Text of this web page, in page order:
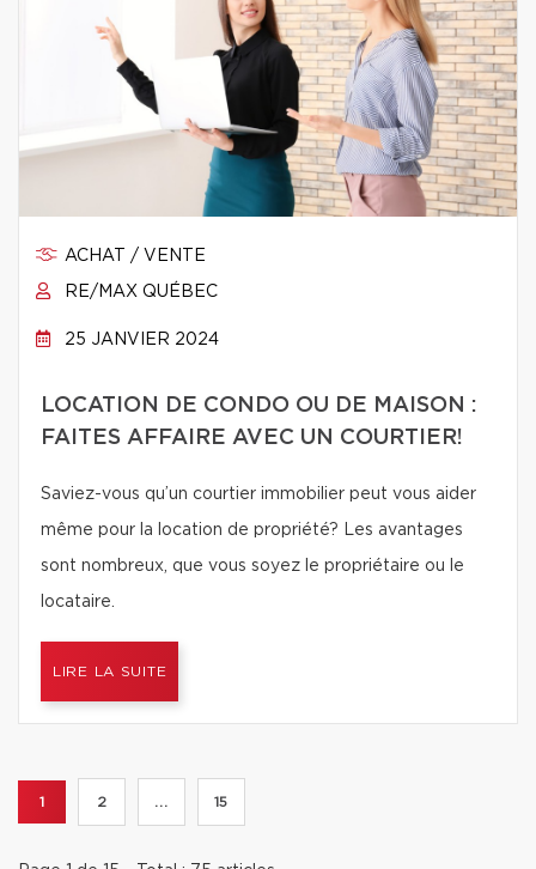
ACHAT / VENTE
RE/MAX QUÉBEC
25 JANVIER 2024
LOCATION DE CONDO OU DE MAISON :
FAITES AFFAIRE AVEC UN COURTIER!
Saviez-vous qu’un courtier immobilier peut vous aider
même pour la location de propriété? Les avantages
sont nombreux, que vous soyez le propriétaire ou le
locataire.
LIRE LA SUITE
1 2 ... 15